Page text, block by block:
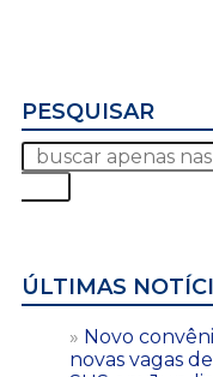
PESQUISAR
ÚLTIMAS
Novo
novas vagas